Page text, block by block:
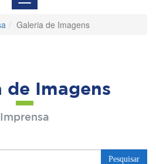
de
Navegação
Galeria de Imagens
de Imagens
Imprensa
Pesquisar